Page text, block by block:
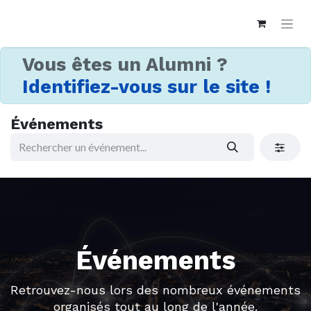
Vous êtes un Alumni ?
Identifiez-vous sur le site !
Événements
Événements
Retrouvez-nous lors des nombreux événements
organisés tout au long de l'année.